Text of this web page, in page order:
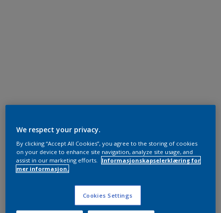
We respect your privacy.
By clicking “Accept All Cookies”, you agree to the storing of cookies
on your device to enhance site navigation, analyze site usage, and
assist in our marketing efforts.
Informasjonskapselerklæring for
mer informasjon.
Cookies Settings